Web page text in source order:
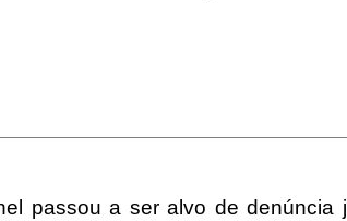
passou a ser alvo de denúncia